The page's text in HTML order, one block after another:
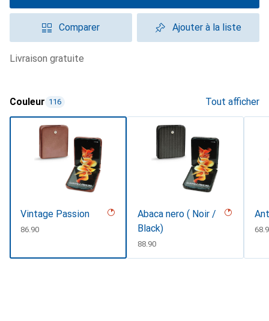
Comparer Ajouter à la liste
livraison gratuite
Couleur 116 Tout afficher
Vintage Passion
CHF
86.90
Abaca nero ( Noir /
Black)
CHF
88.90
CHF